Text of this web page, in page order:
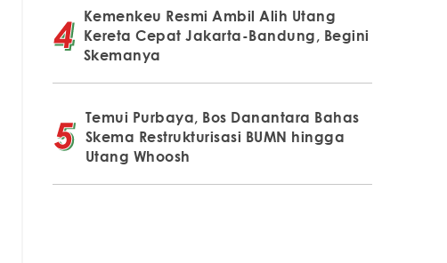
Kemenkeu Resmi Ambil Alih Utang
Kereta Cepat Jakarta-Bandung, Begini
Skemanya
Temui Purbaya, Bos Danantara Bahas
Skema Restrukturisasi BUMN hingga
Utang Whoosh